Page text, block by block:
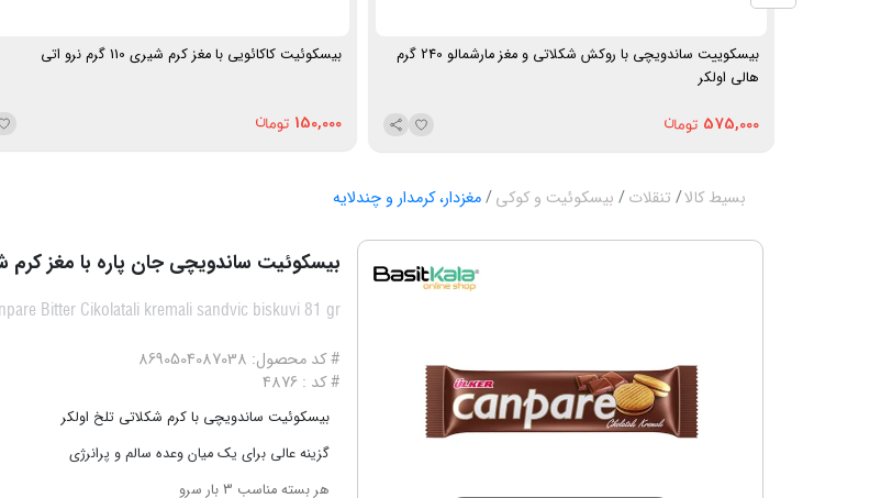
بیسکوییت ساندویچی با روکش شکلاتی و مغز مارشمالو 240 گرم
هالی اولکر
575,000
بیسکوئیت کاکائویی با مغز کرم شیری 110 گرم نرو اتی
150,000
بسیط کالا تنقلات بیسکوئیت و کوکی مغزدار، کرمدار و چندلایه
بیسکوئیت ساندویچی جان پاره با مغز کرم شکلات تلخ
Bitter Cikolatali kremali sandvic biskuvi 81 gr
# کد محصول: 8690504087038
# کد : 4876
بیسکوئیت ساندویچی با کرم شکلاتی تلخ اولکر
گزینه عالی برای یک میان وعده سالم و پرانرژی
هر بسته مناسب 3 بار سرو